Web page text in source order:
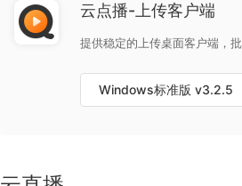
云点播-上传客户端
提供稳定的上传桌面客户端，
Windows标准版 v3.2.5